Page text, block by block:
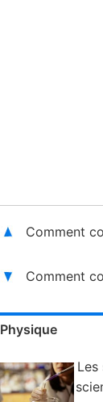
Comment
Comment
Physique